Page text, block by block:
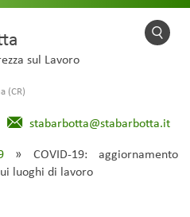
sul Lavoro
(CR)
stabarbotta@stabarbotta.it
» COVID-19: aggiornamento
luoghi di lavoro